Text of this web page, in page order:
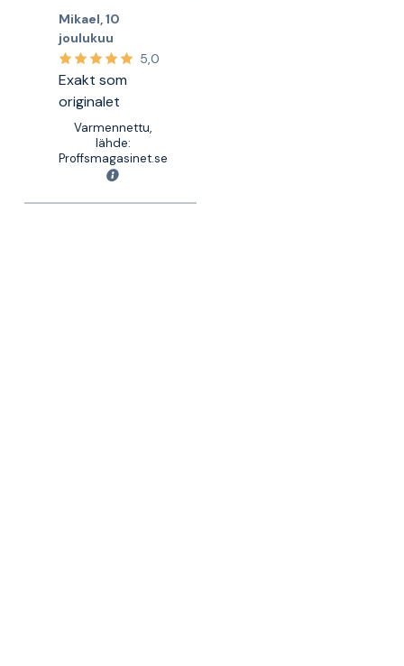
Mikael,10
joulukuu
5,0
Exakt som
originalet
Varmennettu,
lähde:
Proffsmagasinet.se